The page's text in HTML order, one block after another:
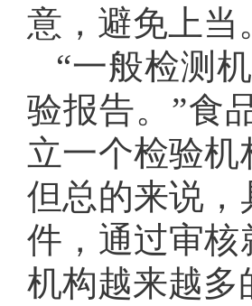
意，避免上当
“一般检测
验报告。”食
立一个检验
但总的来说
件，通过审
机构越来越多